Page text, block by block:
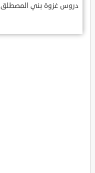
دروس غزوة بني المصطلق